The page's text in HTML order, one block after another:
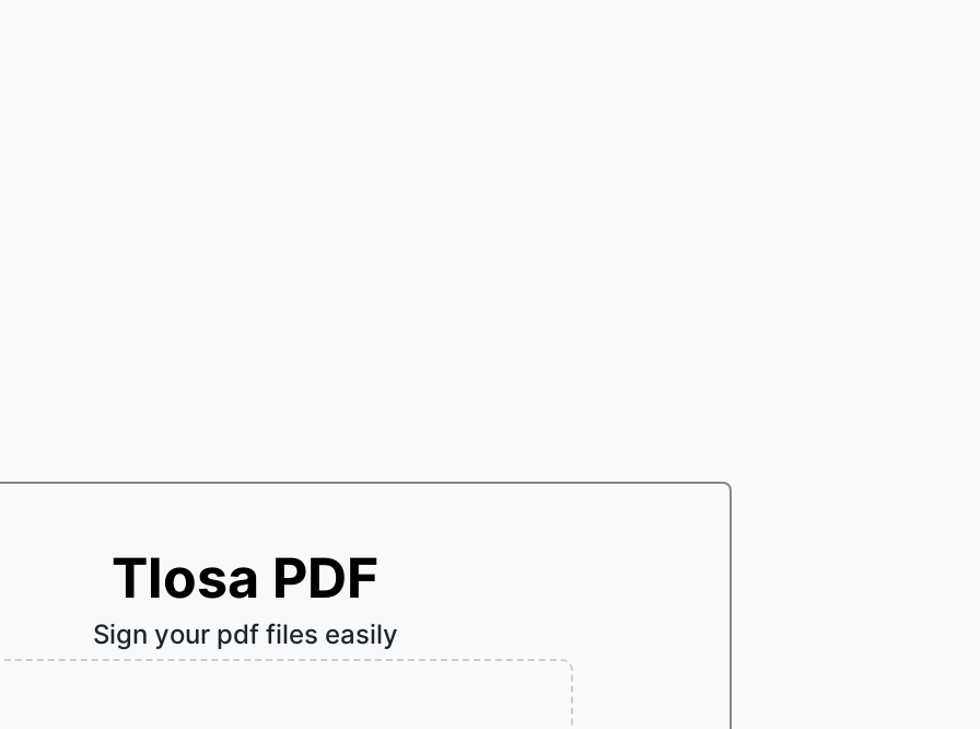
Tlosa PDF
Sign your pdf files easily